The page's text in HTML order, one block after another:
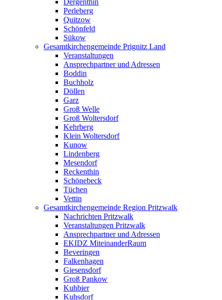
Dergenthin
Perleberg
Quitzow
Schönfeld
Sükow
Gesamtkirchengemeinde Prignitz Land
Veranstaltungen
Ansprechpartner und Adressen
Boddin
Buchholz
Döllen
Garz
Groß Welle
Groß Woltersdorf
Kehrberg
Klein Woltersdorf
Kunow
Lindenberg
Mesendorf
Reckenthin
Schönebeck
Tüchen
Vettin
Gesamtkirchengemeinde Region Pritzwalk
Nachrichten Pritzwalk
Veranstaltungen Pritzwalk
Ansprechpartner und Adressen
EKIDZ MiteinanderRaum
Beveringen
Falkenhagen
Giesensdorf
Groß Pankow
Kuhbier
Kuhsdorf